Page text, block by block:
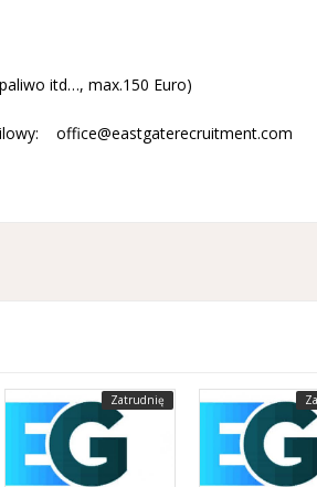
itd…, max.150 Euro)
office@eastgaterecruitment.com
Zatrudnię